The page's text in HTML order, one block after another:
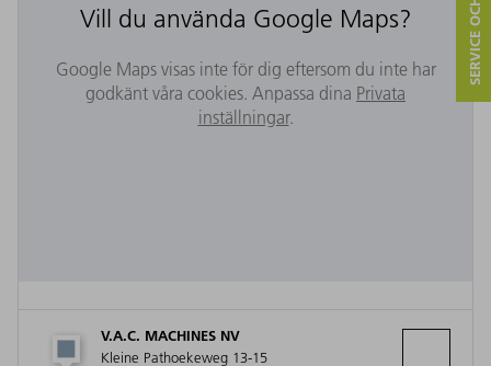
Vill du använda Google Maps?
Google Maps visas inte för dig eftersom du inte har
godkänt våra cookies. Anpassa dina Privata
inställningar.
V.A.C. MACHINES NV
Kleine Pathoekeweg 13-15